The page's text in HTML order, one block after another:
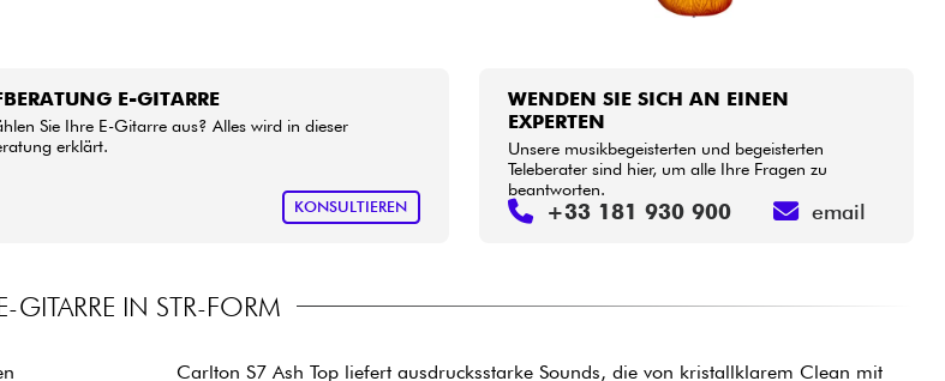
E-GITARRE
Sie Ihre E-Gitarre aus? Alles wird in dieser
erklärt.
KONSULTIEREN
WENDEN SIE SICH AN EINEN
EXPERTEN
Unsere musikbegeisterten und begeisterten
Teleberater sind hier, um alle Ihre Fragen zu
beantworten.
+33 181 930 900 email
GITARRE IN STR-FORM
Carlton S7 Ash Top liefert ausdrucksstarke Sounds, die von kristallklarem Clean mit